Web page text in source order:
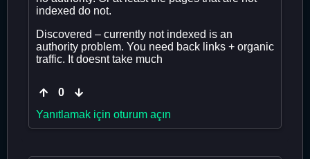
indexed do not.
Discovered – currently not indexed is an
authority problem. You need back links + organic
traffic. It doesnt take much
0
Yanıtlamak için oturum açın